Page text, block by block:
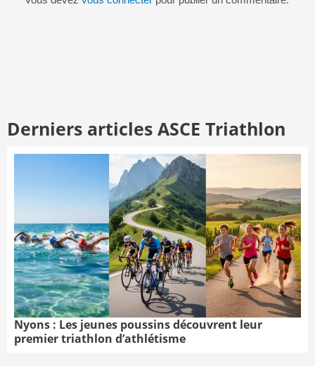
Derniers articles ASCE Triathlon
Nyons : Les jeunes poussins découvrent leur
premier triathlon d’athlétisme